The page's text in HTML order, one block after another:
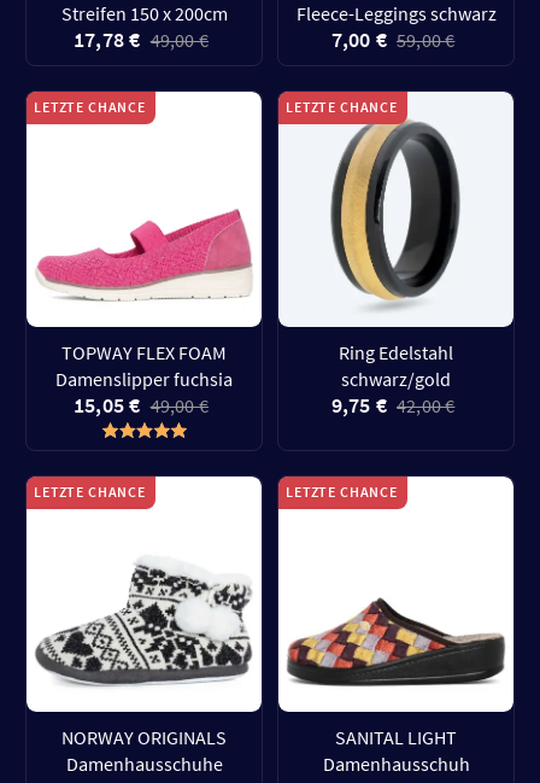
Streifen 150 x 200cm
17,78 € 49,00 €
Fleece-Leggings schwarz
7,00 € 59,00 €
LETZTE CHANCE
TOPWAY FLEX FOAM
Damenslipper fuchsia
15,05 € 49,00 €
LETZTE CHANCE
Ring Edelstahl
schwarz/gold
9,75 € 42,00 €
LETZTE CHANCE
NORWAY ORIGINALS
Damenhausschuhe
LETZTE CHANCE
SANITAL LIGHT
Damenhausschuh